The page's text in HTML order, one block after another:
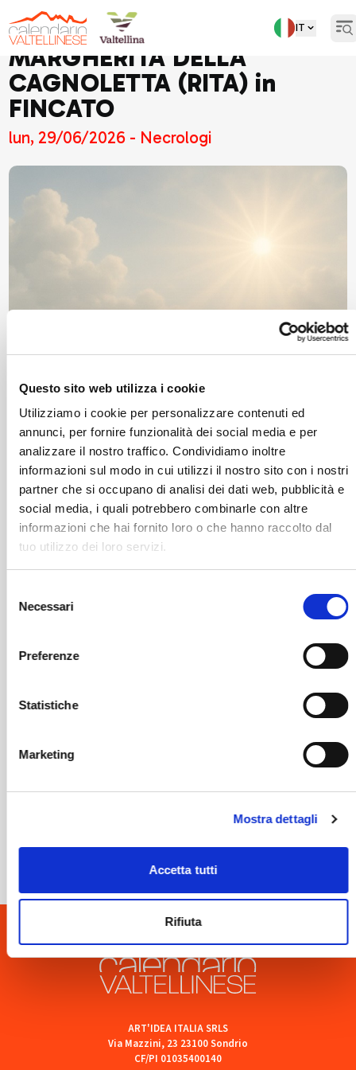
Questo sito web utilizza i cookie
Utilizziamo i cookie per personalizzare contenuti ed
annunci, per fornire funzionalità dei social media e per
analizzare il nostro traffico. Condividiamo inoltre
informazioni sul modo in cui utilizzi il nostro sito con i nostri
partner che si occupano di analisi dei dati web, pubblicità e
social media, i quali potrebbero combinarle con altre
informazioni che hai fornito loro o che hanno raccolto dal
tuo utilizzo dei loro servizi.
delNecessari
Preferenze
Statistiche
Marketing
Mostra dettagli
Accetta tutti
Rifiuta
IT
MARGHERITA DELLA
CAGNOLETTA (RITA) in
FINCATO
lun, 29/06/2026 - Necrologi
Leggi il necrologio qui:
della-cagnoletta-rita-in-fincato/
Sondrio Necrologi
ART'IDEA ITALIA SRLS
Via Mazzini, 23 23100 Sondrio
CF/PI 01035400140